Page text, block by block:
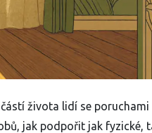
života lidí se
jak podpořit jak fyzické,